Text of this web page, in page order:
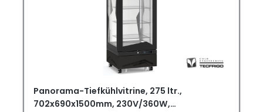
Panorama-Tiefkühlvitrine, 275 ltr.,
702x690x1500mm, 230V/360W,